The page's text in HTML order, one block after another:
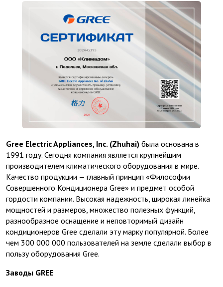
Gree Electric Appliances, Inc. (Zhuhai) была основана в
1991 году. Сегодня компания является крупнейшим
производителем климатического оборудования в мире.
Качество продукции — главный принцип «Философии
Совершенного Кондиционера Gree» и предмет особой
гордости компании. Высокая надежность, широкая линейка
мощностей и размеров, множество полезных функций,
разнообразное оснащение и неповторимый дизайн
кондиционеров Gree сделали эту марку популярной. Более
чем 300 000 000 пользователей на земле сделали выбор в
пользу оборудования Gree.
Заводы GREE